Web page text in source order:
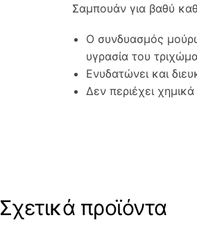
Σαμπουάν για βαθύ
Ο συνδυασμός
υγρασία του
Ενυδατώνει και
Δεν περιέχει
Σχετικά προϊόντα